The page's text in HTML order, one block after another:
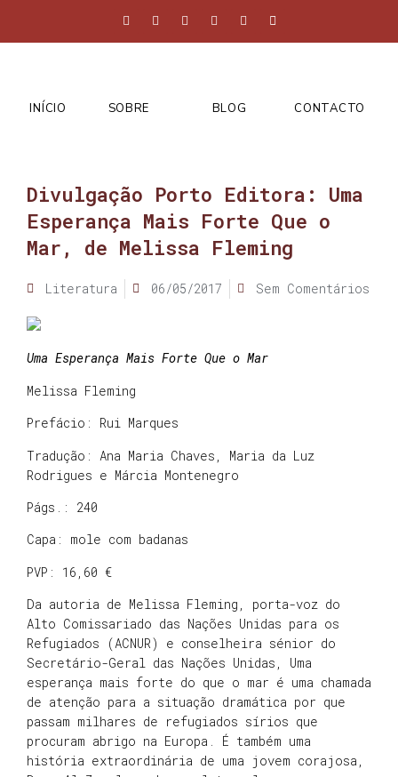
INÍCIO SOBRE BLOG CONTACTO
Divulgação Porto Editora: Uma
Esperança Mais Forte Que o
Mar, de Melissa Fleming
Literatura 06/05/2017 Sem Comentários
Uma Esperança Mais Forte Que o Mar
Melissa Fleming
Prefácio: Rui Marques
Tradução: Ana Maria Chaves, Maria da Luz
Rodrigues e Márcia Montenegro
Págs.: 240
Capa: mole com badanas
PVP: 16,60 €
Da autoria de Melissa Fleming, porta-voz do
Alto Comissariado das Nações Unidas para os
Refugiados (ACNUR) e conselheira sénior do
Secretário-Geral das Nações Unidas, Uma
esperança mais forte do que o mar é uma chamada
de atenção para a situação dramática por que
passam milhares de refugiados sírios que
procuram abrigo na Europa. É também uma
história extraordinária de uma jovem corajosa,